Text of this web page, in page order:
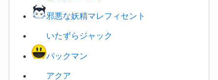
いたずらジャック
パックマン
アクア
マスタールーク